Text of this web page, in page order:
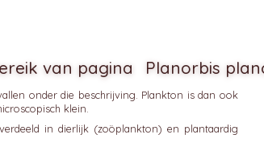
Planorbis
onder die beschrijving. Plankton is dan ook
klein.
in dierlijk (zoöplankton) en plantaardig